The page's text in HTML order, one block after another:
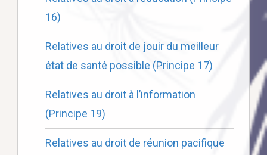
16)
Relatives au droit de jouir du meilleur
état de santé possible (Principe 17)
Relatives au droit à l’information
(Principe 19)
Relatives au droit de réunion pacifique